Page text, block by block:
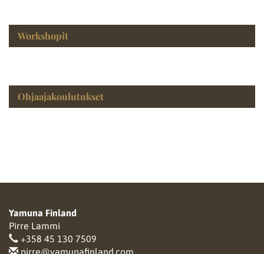
Workshopit
Ohjaajakoulutukset
Yamuna Finland
Pirre Lammi
+358 45 130 7509
pirre@yamunafinland.com